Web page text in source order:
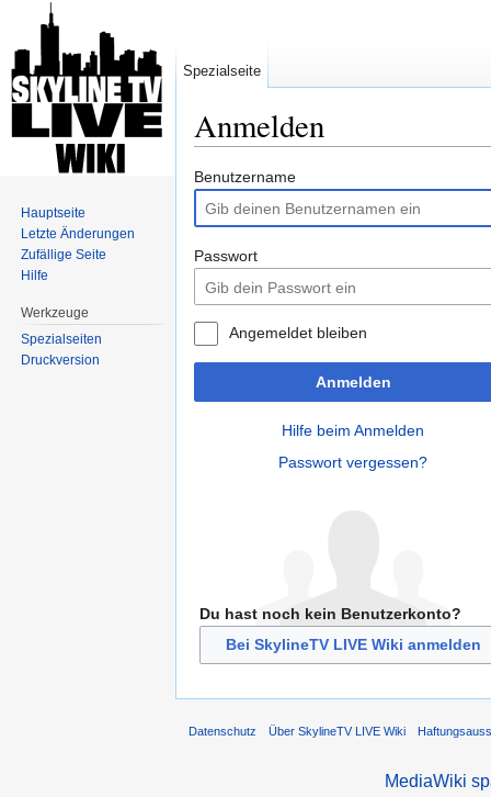
Anmelden
Benutzername
Passwort
Angemeldet bleiben
Anmelden
Hilfe beim Anmelden
Passwort vergessen?
Du hast noch kein Benutzerkonto?
Bei SkylineTV LIVE Wiki anmelden
Spezialseite
Hauptseite
Letzte Änderungen
Zufällige Seite
Hilfe
Werkzeuge
Spezialseiten
Druckversion
Datenschutz Über SkylineTV LIVE Wiki
MediaWiki